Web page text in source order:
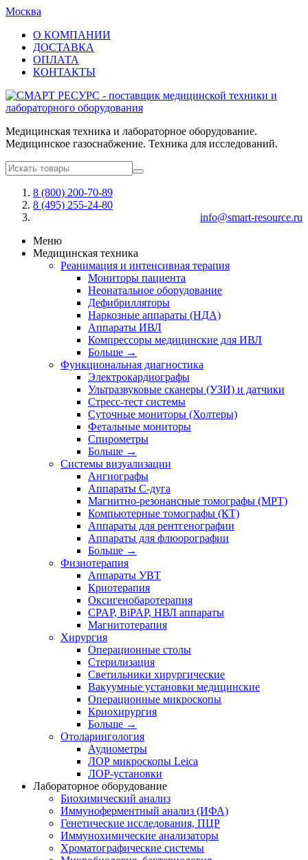
Москва
О КОМПАНИИ
ДОСТАВКА
ОПЛАТА
КОНТАКТЫ
Медицинская техника и лабораторное оборудование.
Медицинское газоснабжение. Техника для исследований.
8 (800) 200-70-89
8 (495) 255-24-80
info@smart-resource.ru
Меню
Медицинская техника
Реанимация и интенсивная терапия
Мониторы пациента
Неонатальное оборудование
Дефибрилляторы
Наркозные аппараты (НДА)
Аппараты ИВЛ
Компрессоры медицинские для ИВЛ
Больше →
Функциональная диагностика
Электрокардиографы
Ультразвуковые сканеры (УЗИ) и датчики
Стресс-тест системы
Суточные мониторы (Холтеры)
Фетальные мониторы
Спирометры
Больше →
Системы визуализации
Ангиографы
Аппараты C-дуга
Магнитно-резонансные томографы (МРТ)
Компьютерные томографы (КТ)
Аппараты для рентгенографии
Аппараты для флюорографии
Больше →
Физиотерапия
Аппараты УВТ
Криотерапия
Оксигенобаротерапия
CPAP, BiPAP, НВЛ аппараты
Магнитотерапия
Хирургия
Операционные столы
Стерилизация
Светильники хирургические
Вакуумные установки медицинские
Операционные микроскопы
Криохирургия
Больше →
Отоларингология
Аудиометры
ЛОР микроскопы Leica
ЛОР-установки
Лабораторное оборудование
Биохимический анализ
Иммуноферментный анализ (ИФА)
Генетические исследования, ПЦР
Иммунохимические анализаторы
Хроматографические системы